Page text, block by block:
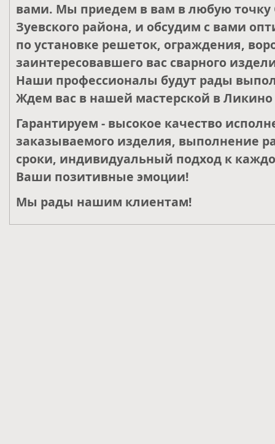
вами. Мы приедем в вам в любую точку
Зуевского района, и обсудим с вами
по установке решеток, ограждения,
заинтересовавшего вас сварного
Наши профессионалы будут рады
Ждем вас в нашей мастерской в Ликино
Гарантируем - высокое качество
заказываемого изделия, выполнение
сроки, индивидуальный подход к
Ваши позитивные эмоции!
Мы рады нашим клиентам!